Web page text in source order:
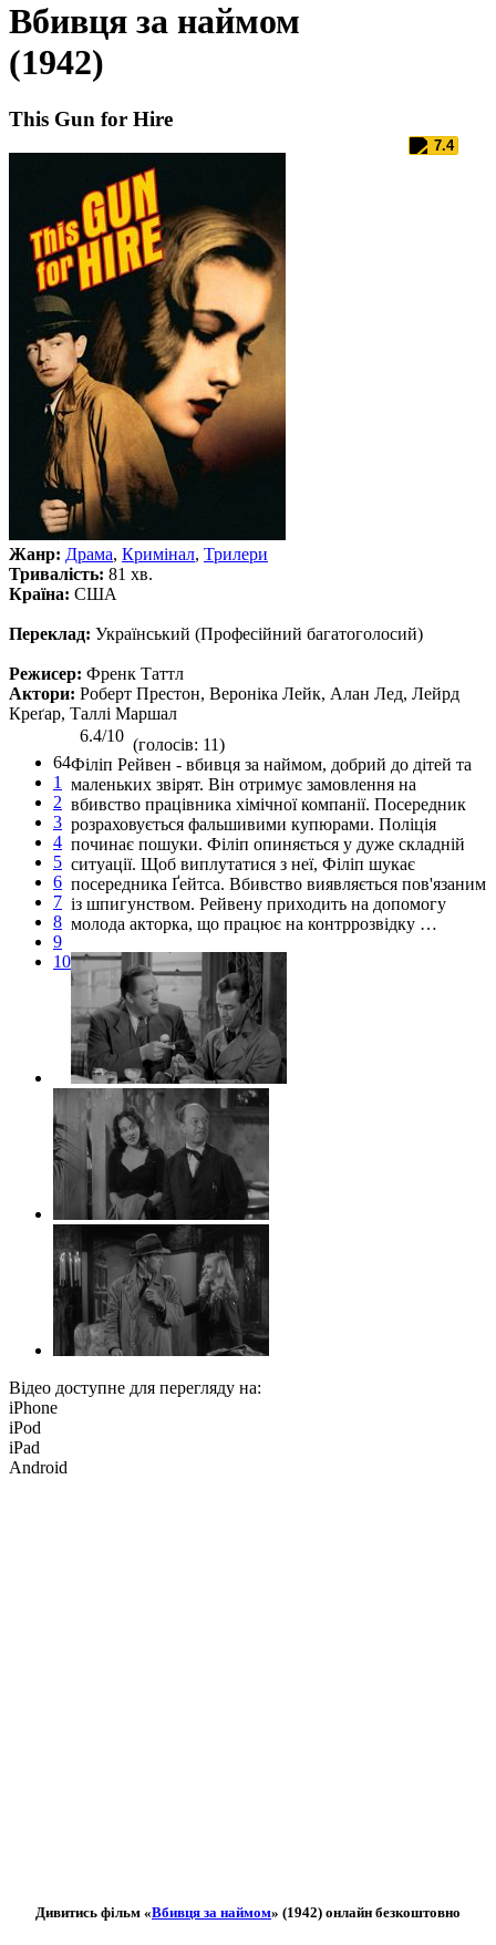
Вбивця за наймом
(1942)
This Gun for Hire
7.4
Жанр: Драма, Кримінал, Трилери
Тривалість: 81 хв.
Країна: США
Переклад: Український (Професійний багатоголосий)
Режисер: Френк Таттл
Актори: Роберт Престон, Вероніка Лейк, Алан Лед, Лейрд
Креґар, Таллі Маршал
64
1
2
3
4
5
6
7
8
9
10
6.4/10 (голосів: 11)
Філіп Рейвен - вбивця за наймом, добрий до дітей та
маленьких звірят. Він отримує замовлення на
вбивство працівника хімічної компанії. Посередник
розраховується фальшивими купюрами. Поліція
починає пошуки. Філіп опиняється у дуже складній
ситуації. Щоб виплутатися з неї, Філіп шукає
посередника Ґейтса. Вбивство виявляється пов'язаним
із шпигунством. Рейвену приходить на допомогу
молода акторка, що працює на контррозвідку …
Відео доступне для перегляду на:
iPhone
iPod
iPad
Android
Дивитись фільм «Вбивця за наймом» (1942) онлайн безкоштовно